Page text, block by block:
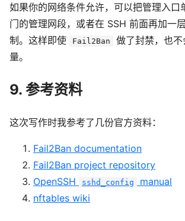
如果你的网络条件允许，可以把管理入口
门的管理网段，或者在 SSH 前面再加一
制。这样即使
Fail2Ban
做了封禁，也
量。
9. 参考资料
这次写作时我参考了几份官方资料：
Fail2Ban documentation
Fail2Ban project repository
OpenSSH
sshd_config
manual
nftables wiki